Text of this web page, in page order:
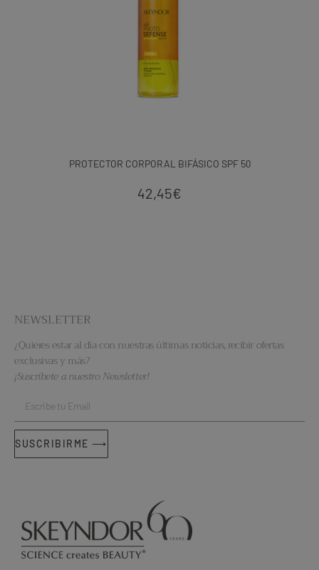
PROTECTOR CORPORAL BIFÁSICO SPF 50
42,45€
NEWSLETTER
¿Quieres estar al día con nuestras últimas noticias, recibir ofertas
exclusivas y más?
¡Suscríbete a nuestro Newsletter!
SUSCRIBIRME ⟶